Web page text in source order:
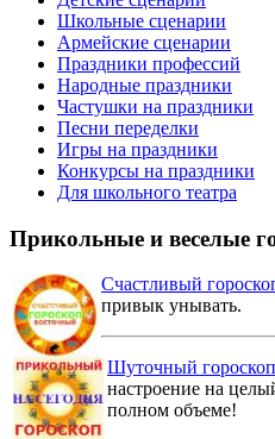
Школьные сценарии
Армейские сценарии
Праздники профессий
Народные праздники
Частушки на праздники
Песни переделки
Игры на праздники
Конкурсы на праздники
Для школьного театра
Прикольные и веселые
Счастливый
привык унывать.
Шуточный гороскоп
настроение на
полном объеме!